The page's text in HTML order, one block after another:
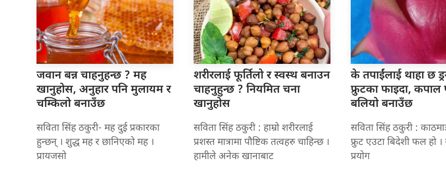
जवान बन्नचाहनुहन्छ ? मह
खानुहोस, अनुहार पनि मुलायम र
चम्किलो बनाउँछ
सविता सिंह ठकुरी- मह दुई प्रकारका
हुन्छन् । शुद्ध मह र छानिएको मह ।
प्रायजसो
शरीरलाई फूर्तिलोर स्वस्थ बनाउन
चाहनुहुन्छ ? नियमित चना
खानुहोस
सविता सिंह ठकुरी : हाम्रो शरीरलाई
प्रशस्त मात्रामा पौष्टिक तत्वहरु चाहिन्छ ।
हामीले अनेक खानाबाट
के तपाईंलाई थाहा छ
फ्रुटका फाइदा, कपाल
बलियो बनाउँछ
सविता सिंह ठकुरी :
फ्रुट एउटा बिदेशी फल हो
प्रयोग